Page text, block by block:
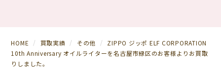
HOME 買取実績 その他
ZIPPO ジッポ ELF CORPORATION
10th Anniversary オイルライターを名古屋市緑区のお客様よりお買取
りしました。